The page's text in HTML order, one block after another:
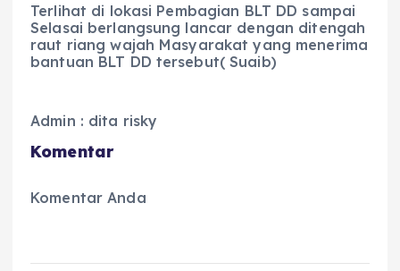
Terlihat di lokasi Pembagian BLT DD sampai
Selasai berlangsung lancar dengan ditengah
raut riang wajah Masyarakat yang menerima
bantuan BLT DD tersebut( Suaib)
Admin : dita risky
Komentar
Komentar Anda